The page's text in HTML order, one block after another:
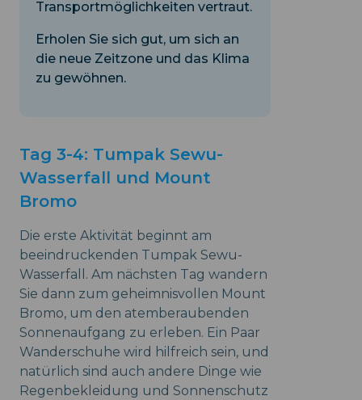
Transportmöglichkeiten vertraut.
Erholen Sie sich gut, um sich an
die neue Zeitzone und das Klima
zu gewöhnen.
Tag 3-4: Tumpak Sewu-
Wasserfall und Mount
Bromo
Die erste Aktivität beginnt am
beeindruckenden Tumpak Sewu-
Wasserfall. Am nächsten Tag wandern
Sie dann zum geheimnisvollen Mount
Bromo, um den atemberaubenden
Sonnenaufgang zu erleben. Ein Paar
Wanderschuhe wird hilfreich sein, und
natürlich sind auch andere Dinge wie
Regenbekleidung und Sonnenschutz